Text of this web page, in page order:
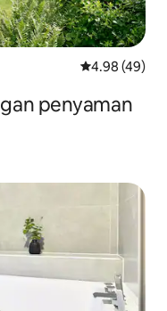
Penarafan
4.98 (49)
penyaman